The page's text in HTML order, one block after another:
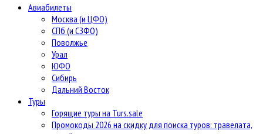
Авиабилеты
Москва (и ЦФО)
СПб (и СЗФО)
Поволжье
Урал
ЮФО
Сибирь
Дальний Восток
Туры
Горящие туры на Turs.sale
Промокоды 2026 на скидку для поиска туров: травелата,